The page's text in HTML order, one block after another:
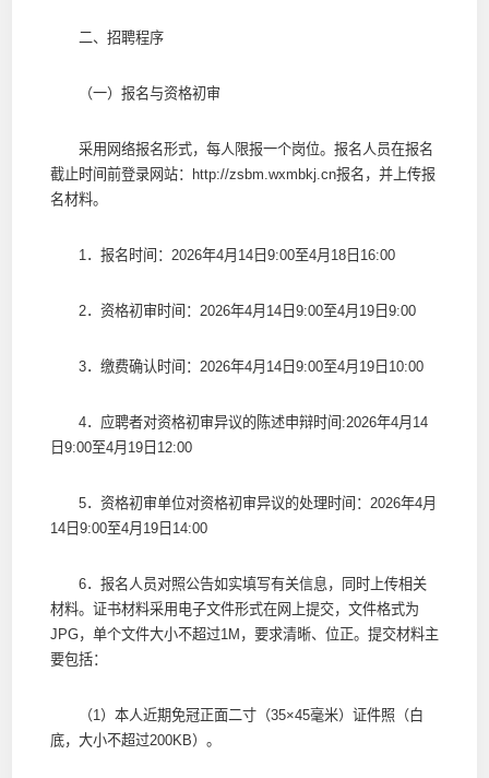
二、招聘程序
（一）报名与资格初审
采用网络报名形式，每人限报一个岗位。报名人员在报名
截止时间前登录网站：http://zsbm.wxmbkj.cn报名，并上传报
名材料。
1．报名时间：2026年4月14日9:00至4月18日16:00
2．资格初审时间：2026年4月14日9:00至4月19日9:00
3．缴费确认时间：2026年4月14日9:00至4月19日10:00
4．应聘者对资格初审异议的陈述申辩时间:2026年4月14
日9:00至4月19日12:00
5．资格初审单位对资格初审异议的处理时间：2026年4月
14日9:00至4月19日14:00
6．报名人员对照公告如实填写有关信息，同时上传相关
材料。证书材料采用电子文件形式在网上提交，文件格式为
JPG，单个文件大小不超过1M，要求清晰、位正。提交材料主
要包括：
（1）本人近期免冠正面二寸（35×45毫米）证件照（白
底，大小不超过200KB）。